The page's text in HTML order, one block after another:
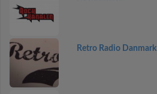
Retro Radio Danmark